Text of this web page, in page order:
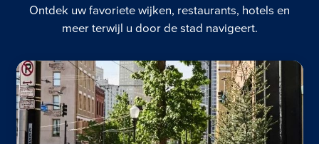
Ontdek uw favoriete wijken, restaurants, hotels en
meer terwijl u door de stad navigeert.